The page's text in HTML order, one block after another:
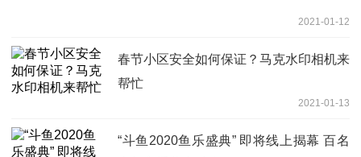
2021-01-12
春节小区安全如何保证？马克水印相机来
帮忙
2021-01-13
“斗鱼2020鱼乐盛典” 即将线上揭幕 百名